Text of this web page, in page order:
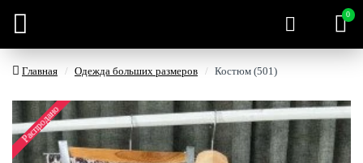
0
Главная Одежда больших размеров Костюм (501)
Распродано